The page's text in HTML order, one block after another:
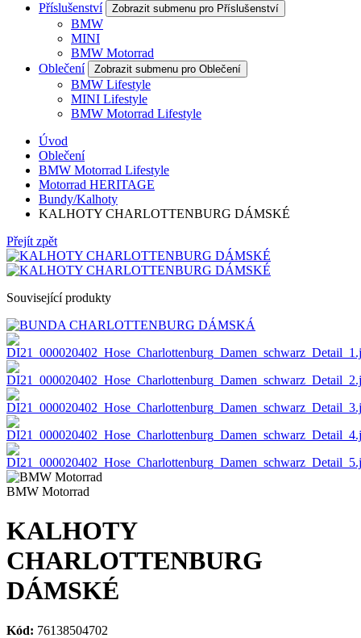
Příslušenství
Zobrazit submenu pro Příslušenství
BMW
MINI
BMW Motorrad
Oblečení
Zobrazit submenu pro Oblečení
BMW Lifestyle
MINI Lifestyle
BMW Motorrad Lifestyle
Úvod
Oblečení
BMW Motorrad Lifestyle
Motorrad HERITAGE
Bundy/Kalhoty
KALHOTY CHARLOTTENBURG DÁMSKÉ
Přejít zpět
Související produkty
BMW Motorrad
KALHOTY
CHARLOTTENBURG
DÁMSKÉ
Kód: 76138504702